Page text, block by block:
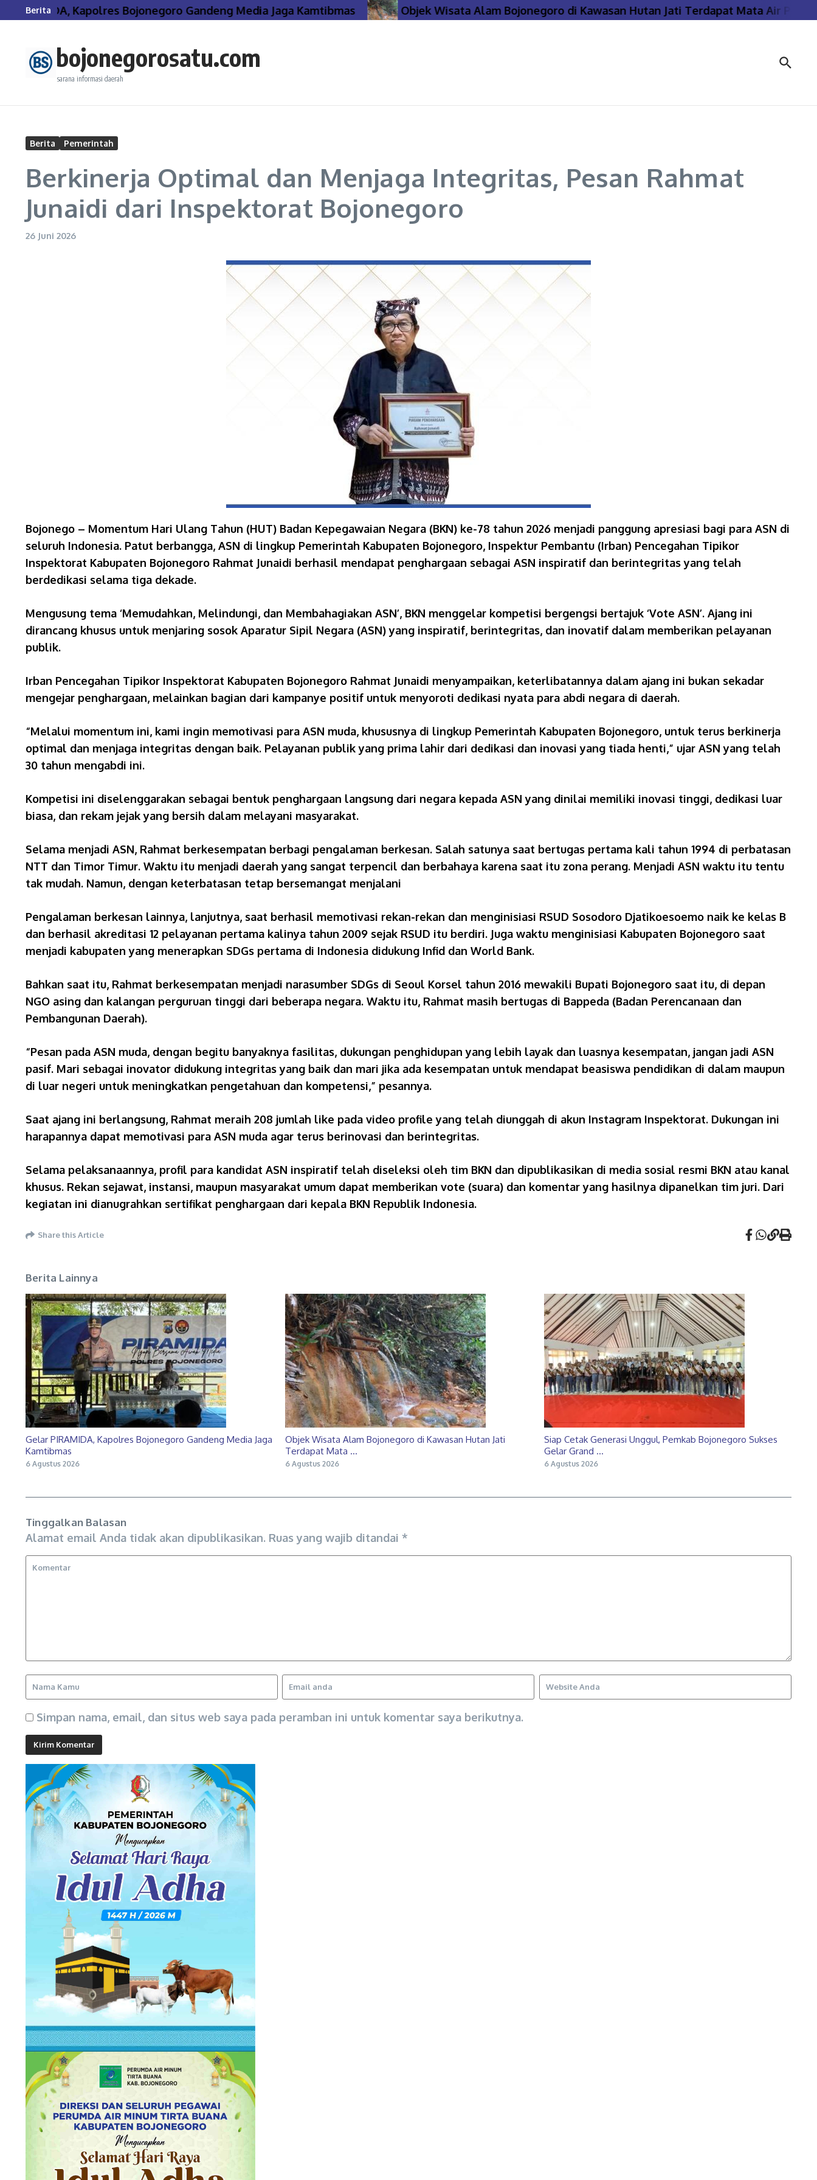
Lewati ke konten
Berita Kapolres Bojonegoro Gandeng Media Jaga Kamtibmas Objek Wisata Alam Bojonegoro di Kawasan Hutan Jati Terdapat Mata Air Panas
bojonegorosatu.com
sarana informasi daerah
Berita Pemerintah
Berkinerja Optimal dan Menjaga Integritas, Pesan Rahmat
Junaidi dari Inspektorat Bojonegoro
26 Juni 2026
Bojonego – Momentum Hari Ulang Tahun (HUT) Badan Kepegawaian Negara (BKN) ke-78 tahun 2026 menjadi panggung apresiasi bagi para ASN di
seluruh Indonesia. Patut berbangga, ASN di lingkup Pemerintah Kabupaten Bojonegoro, Inspektur Pembantu (Irban) Pencegahan Tipikor
Inspektorat Kabupaten Bojonegoro Rahmat Junaidi berhasil mendapat penghargaan sebagai ASN inspiratif dan berintegritas yang telah
berdedikasi selama tiga dekade.
Mengusung tema ‘Memudahkan, Melindungi, dan Membahagiakan ASN’, BKN menggelar kompetisi bergengsi bertajuk ‘Vote ASN’. Ajang ini
dirancang khusus untuk menjaring sosok Aparatur Sipil Negara (ASN) yang inspiratif, berintegritas, dan inovatif dalam memberikan pelayanan
publik.
Irban Pencegahan Tipikor Inspektorat Kabupaten Bojonegoro Rahmat Junaidi menyampaikan, keterlibatannya dalam ajang ini bukan sekadar
mengejar penghargaan, melainkan bagian dari kampanye positif untuk menyoroti dedikasi nyata para abdi negara di daerah.
“Melalui momentum ini, kami ingin memotivasi para ASN muda, khususnya di lingkup Pemerintah Kabupaten Bojonegoro, untuk terus berkinerja
optimal dan menjaga integritas dengan baik. Pelayanan publik yang prima lahir dari dedikasi dan inovasi yang tiada henti,” ujar ASN yang telah
30 tahun mengabdi ini.
Kompetisi ini diselenggarakan sebagai bentuk penghargaan langsung dari negara kepada ASN yang dinilai memiliki inovasi tinggi, dedikasi luar
biasa, dan rekam jejak yang bersih dalam melayani masyarakat.
Selama menjadi ASN, Rahmat berkesempatan berbagi pengalaman berkesan. Salah satunya saat bertugas pertama kali tahun 1994 di perbatasan
NTT dan Timor Timur. Waktu itu menjadi daerah yang sangat terpencil dan berbahaya karena saat itu zona perang. Menjadi ASN waktu itu tentu
tak mudah. Namun, dengan keterbatasan tetap bersemangat menjalani
Pengalaman berkesan lainnya, lanjutnya, saat berhasil memotivasi rekan-rekan dan menginisiasi RSUD Sosodoro Djatikoesoemo naik ke kelas B
dan berhasil akreditasi 12 pelayanan pertama kalinya tahun 2009 sejak RSUD itu berdiri. Juga waktu menginisiasi Kabupaten Bojonegoro saat
menjadi kabupaten yang menerapkan SDGs pertama di Indonesia didukung Infid dan World Bank.
Bahkan saat itu, Rahmat berkesempatan menjadi narasumber SDGs di Seoul Korsel tahun 2016 mewakili Bupati Bojonegoro saat itu, di depan
NGO asing dan kalangan perguruan tinggi dari beberapa negara. Waktu itu, Rahmat masih bertugas di Bappeda (Badan Perencanaan dan
Pembangunan Daerah).
“Pesan pada ASN muda, dengan begitu banyaknya fasilitas, dukungan penghidupan yang lebih layak dan luasnya kesempatan, jangan jadi ASN
pasif. Mari sebagai inovator didukung integritas yang baik dan mari jika ada kesempatan untuk mendapat beasiswa pendidikan di dalam maupun
di luar negeri untuk meningkatkan pengetahuan dan kompetensi,” pesannya.
Saat ajang ini berlangsung, Rahmat meraih 208 jumlah like pada video profile yang telah diunggah di akun Instagram Inspektorat. Dukungan ini
harapannya dapat memotivasi para ASN muda agar terus berinovasi dan berintegritas.
Selama pelaksanaannya, profil para kandidat ASN inspiratif telah diseleksi oleh tim BKN dan dipublikasikan di media sosial resmi BKN atau kanal
khusus. Rekan sejawat, instansi, maupun masyarakat umum dapat memberikan vote (suara) dan komentar yang hasilnya dipanelkan tim juri. Dari
kegiatan ini dianugrahkan sertifikat penghargaan dari kepala BKN Republik Indonesia.
Share this Article
Berita Lainnya
Gelar PIRAMIDA, Kapolres Bojonegoro Gandeng Media Jaga
Kamtibmas
6 Agustus 2026
Objek Wisata Alam Bojonegoro di Kawasan Hutan Jati
Terdapat Mata ...
6 Agustus 2026
Siap Cetak Generasi Unggul, Pemkab Bojonegoro Sukses
Gelar Grand ...
6 Agustus 2026
Tinggalkan Balasan
Alamat email Anda tidak akan dipublikasikan. Ruas yang wajib ditandai *
Simpan nama, email, dan situs web saya pada peramban ini untuk komentar saya berikutnya.